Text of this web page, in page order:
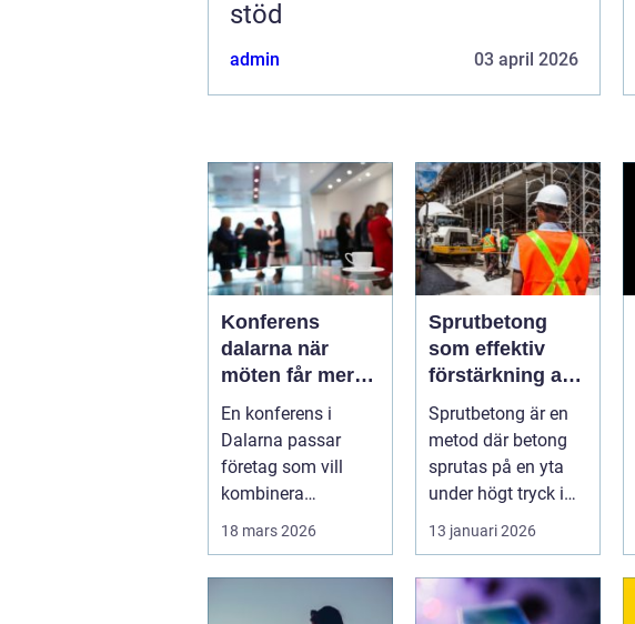
stöd
admin 03 april 2026
Konferens
dalarna när
möten får mer
innehåll
En konferens i
Dalarna passar
företag som vill
kombinera
lugn, fokus...
18 mars 2026
Sprutbetong
som effektiv
förstärkning av
berg och betong
Sprutbetong är en
metod där betong
sprutas på en yta
under högt tryck i
stä...
13 januari 2026